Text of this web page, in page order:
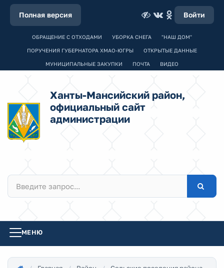
Полная версия Войти
ОБРАЩЕНИЕ С ОТХОДАМИ УБОРКА СНЕГА "НАШ ДОМ"
ПОРУЧЕНИЯ ГУБЕРНАТОРА ХМАО-ЮГРЫ ОТКРЫТЫЕ ДАННЫЕ
МУНИЦИПАЛЬНЫЕ ЗАКУПКИ ПОЧТА ВИДЕО
Ханты-Мансийский район,
официальный сайт
администрации
МЕНЮ